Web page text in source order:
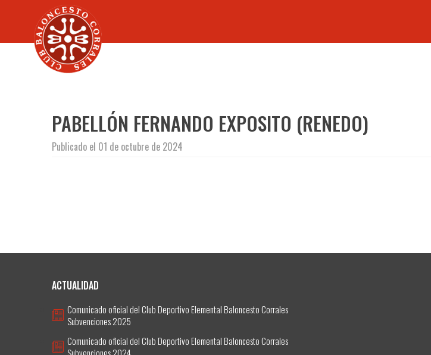
PABELLÓN FERNANDO EXPOSITO (RENEDO)
Publicado el 01 de octubre de 2024
ACTUALIDAD
Comunicado oficial del Club Deportivo Elemental Baloncesto Corrales
Subvenciones 2025
Comunicado oficial del Club Deportivo Elemental Baloncesto Corrales